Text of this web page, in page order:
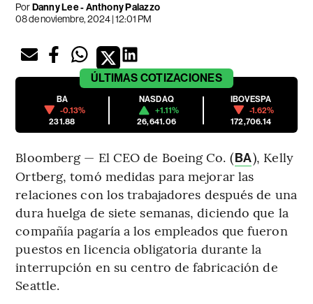
PorDanny Lee - Anthony Palazzo
08 de noviembre, 2024 | 12:01 PM
ÚLTIMAS COTIZACIONES
BA
-0.13%
231.88
NASDAQ
+1.11%
26,641.06
IBOVESPA
-1.62%
172,706.14
Bloomberg — El CEO de Boeing Co. (BA), Kelly
Ortberg, tomó medidas para mejorar las
relaciones con los trabajadores después de una
dura huelga de siete semanas, diciendo que la
compañía pagaría a los empleados que fueron
puestos en licencia obligatoria durante la
interrupción en su centro de fabricación de
Seattle.